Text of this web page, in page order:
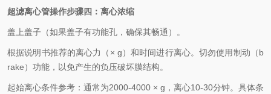
超滤离心管操作步骤四 ： 离心浓缩
盖上盖子（如果盖子有功能孔，确保其畅通）。
根据说明书推荐的离心力（ × g）和时间进行离心。切勿使用制动（b
rake）功能，以免产生的负压破坏膜结构。
起始离心条件参考：通常为2000-4000 × g ，离心10-30分钟。具体条